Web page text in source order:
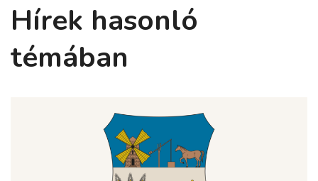
Hírek hasonló
témában